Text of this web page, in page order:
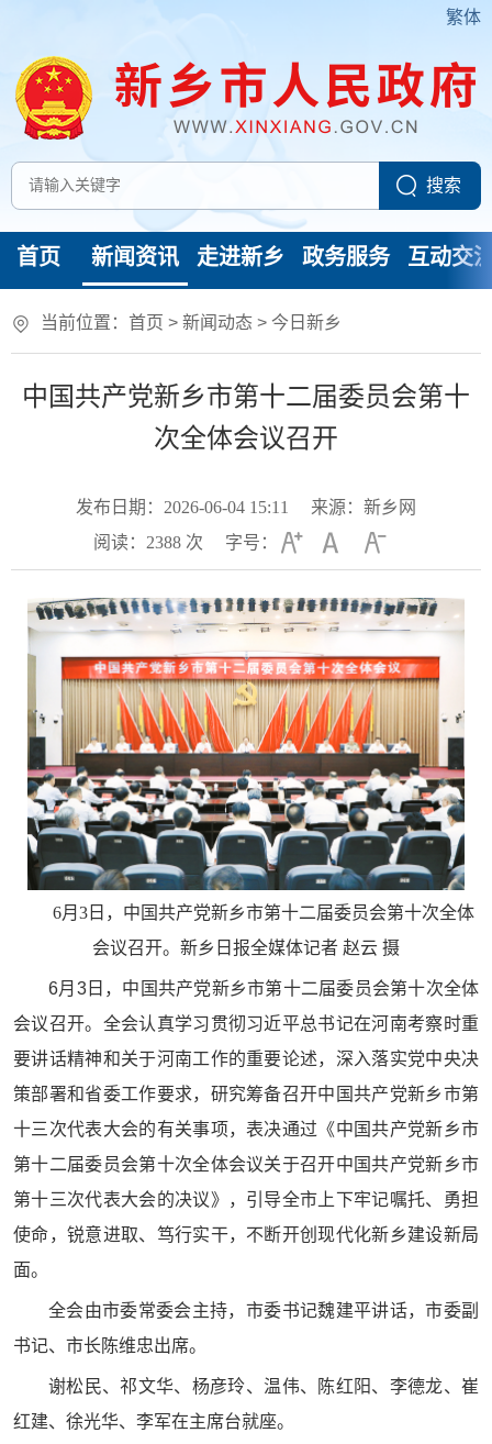
繁体
首页 新闻资讯 走进新乡 政务服务 互动交
当前位置： 首页 > 新闻动态 > 今日新乡
中国共产党新乡市第十二届委员会第十
次全体会议召开
发布日期：2026-06-04 15:11
来源：新乡网
阅读： 2388次 字号：
6月3日，中国共产党新乡市第十二届委员会第十次全体
会议召开。新乡日报全媒体记者 赵云 摄
6月3日，中国共产党新乡市第十二届委员会第十次全体
会议召开。全会认真学习贯彻习近平总书记在河南考察时重
要讲话精神和关于河南工作的重要论述，深入落实党中央决
策部署和省委工作要求，研究筹备召开中国共产党新乡市第
十三次代表大会的有关事项，表决通过《中国共产党新乡市
第十二届委员会第十次全体会议关于召开中国共产党新乡市
第十三次代表大会的决议》，引导全市上下牢记嘱托、勇担
使命，锐意进取、笃行实干，不断开创现代化新乡建设新局
面。
全会由市委常委会主持，市委书记魏建平讲话，市委副
书记、市长陈维忠出席。
谢松民、祁文华、杨彦玲、温伟、陈红阳、李德龙、崔
红建、徐光华、李军在主席台就座。